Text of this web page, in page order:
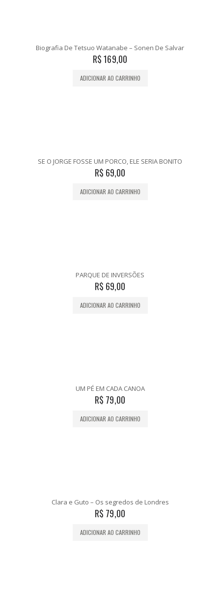
Biografia De Tetsuo Watanabe – Sonen De Salvar
R$169,00
ADICIONAR AO CARRINHO
SE O JORGE FOSSE UM PORCO, ELE SERIA BONITO
R$ 69,00
ADICIONAR AO CARRINHO
PARQUE DE INVERSÕES
R$ 69,00
ADICIONAR AO CARRINHO
UM PÉ EM CADA CANOA
R$ 79,00
ADICIONAR AO CARRINHO
Clara e Guto – Os segredos de Londres
R$ 79,00
ADICIONAR AO CARRINHO